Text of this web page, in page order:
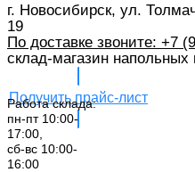
г. Новосибирск, ул.
19
По доставке звоните: +7
склад-магазин напольных
Получить прайс-лист
Работа склада:
пн-пт 10:00-
17:00,
сб-вс 10:00-
16:00